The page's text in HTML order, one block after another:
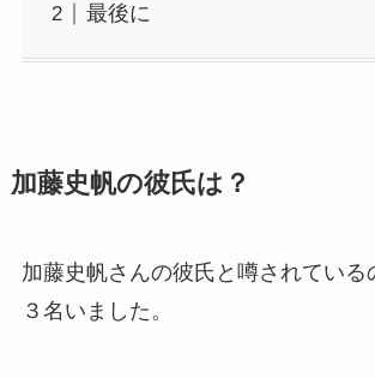
最後に
加藤史帆の彼氏は？
加藤史帆さんの彼氏と噂されている
３名いました。